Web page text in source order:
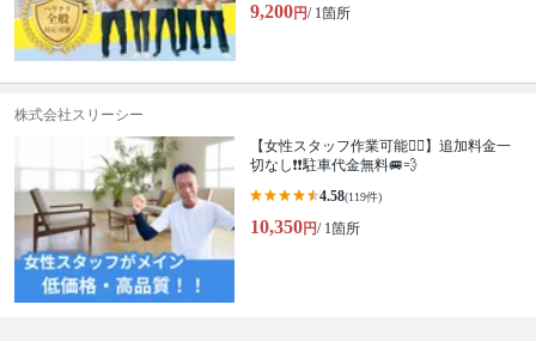
9,200円/ 1箇所
株式会社スリーシー
【女性スタッフ作業可能🙆‍♀️】追加料金一
切なし❗️❗️駐車代金無料🚐💨
4.58(119件)
10,350円/ 1箇所